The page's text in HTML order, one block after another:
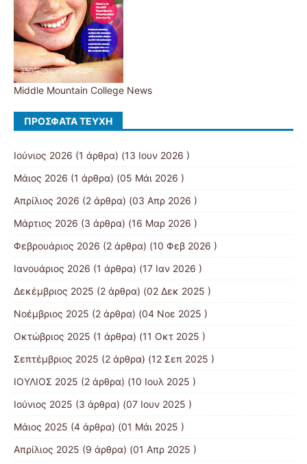
Middle Mountain College News
ΠΡΌΣΦΑΤΑ ΤΕΎΧΗ
Ιούνιος 2026 (1 άρθρα) (13 Ιουν 2026 )
Μάιος 2026 (1 άρθρα) (05 Μάι 2026 )
Απρίλιος 2026 (2 άρθρα) (03 Απρ 2026 )
Μάρτιος 2026 (3 άρθρα) (16 Μαρ 2026 )
Φεβρουάριος 2026 (2 άρθρα) (10 Φεβ 2026 )
Ιανουάριος 2026 (1 άρθρα) (17 Ιαν 2026 )
Δεκέμβριος 2025 (2 άρθρα) (02 Δεκ 2025 )
Νοέμβριος 2025 (2 άρθρα) (04 Νοε 2025 )
Οκτώβριος 2025 (1 άρθρα) (11 Οκτ 2025 )
Σεπτέμβριος 2025 (2 άρθρα) (12 Σεπ 2025 )
ΙΟΥΛΙΟΣ 2025 (2 άρθρα) (10 Ιουλ 2025 )
Ιούνιος 2025 (3 άρθρα) (07 Ιουν 2025 )
Μάιος 2025 (4 άρθρα) (01 Μάι 2025 )
Απρίλιος 2025 (9 άρθρα) (01 Απρ 2025 )